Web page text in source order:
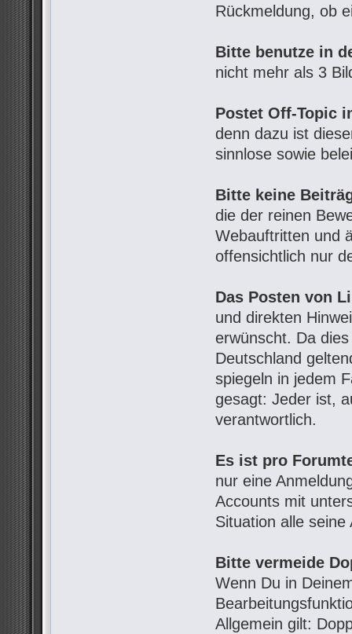
Rückmeldung, ob
Bitte benutze in
nicht mehr als 3
Postet Off-Topic
denn dazu ist
sinnlose sowie
Bitte keine
die der reinen
Webauftritten und
offensichtlich nur
Das Posten von
und direkten
erwünscht. Da
Deutschland
spiegeln in jedem
gesagt: Jeder ist,
verantwortlich.
Es ist pro
nur eine
Accounts mit
Situation alle
Bitte vermeide
Wenn Du in
Allgemein gilt: